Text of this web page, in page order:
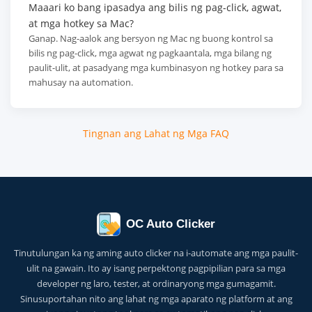
Maaari ko bang ipasadya ang bilis ng pag-click, agwat,
at mga hotkey sa Mac?
Ganap. Nag-aalok ang bersyon ng Mac ng buong kontrol sa
bilis ng pag-click, mga agwat ng pagkaantala, mga bilang ng
paulit-ulit, at pasadyang mga kumbinasyon ng hotkey para sa
mahusay na automation.
Tingnan ang Lahat ng Mga FAQ
OC Auto Clicker
Tinutulungan ka ng aming auto clicker na i-automate ang mga paulit-
ulit na gawain. Ito ay isang perpektong pagpipilian para sa mga
developer ng laro, tester, at ordinaryong mga gumagamit.
Sinusuportahan nito ang lahat ng mga aparato ng platform at ang